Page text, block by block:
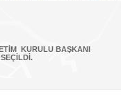
KURULU BAŞKANI